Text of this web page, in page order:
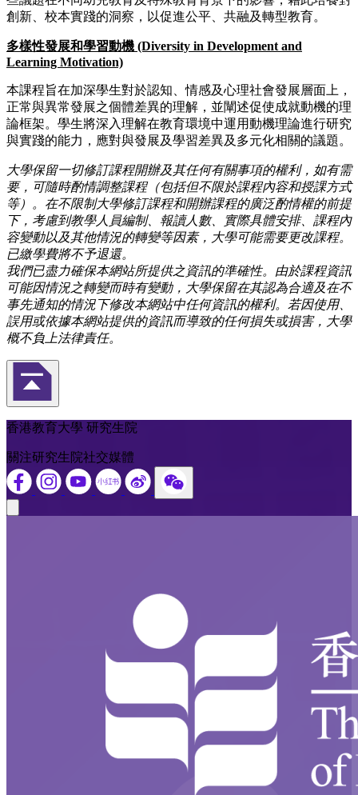
創新、校本實踐的洞察，以促進公平、共融及轉型教育。
多樣性發展和學習動機 (Diversity in Development and
Learning Motivation)
本課程旨在加深學生對於認知、情感及心理社會發展層面上，
正常與異常發展之個體差異的理解，並闡述促使成就動機的理
論框架。學生將深入理解在教育環境中運用動機理論進行研究
與實踐的能力，應對與發展及學習差異及多元化相關的議題。
大學保留一切修訂課程開辦及其任何有關事項的權利，如有需
要，可隨時酌情調整課程（包括但不限於課程內容和授課方式
等）。在不限制大學修訂課程和開辦課程的廣泛酌情權的前提
下，考慮到教學人員編制、報讀人數、實際具體安排、課程內
容變動以及其他情況的轉變等因素，大學可能需要更改課程。
已繳學費將不予退還。
我們已盡力確保本網站所提供之資訊的準確性。由於課程資訊
可能因情況之轉變而時有變動，大學保留在其認為合適及在不
事先通知的情況下修改本網站中任何資訊的權利。若因使用、
誤用或依據本網站提供的資訊而導致的任何損失或損害，大學
概不負上法律責任。
返回頁首
香港教育大學 研究生院
關注研究生院社交媒體
Close modal